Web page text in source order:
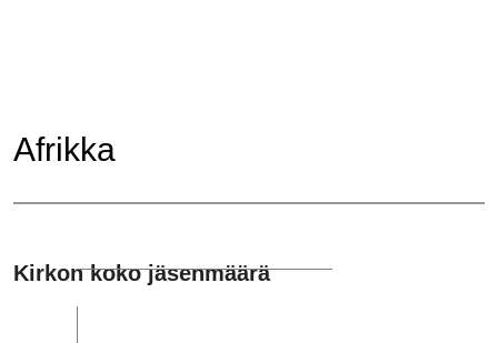
Afrikka
Kirkon koko jäsenmäärä